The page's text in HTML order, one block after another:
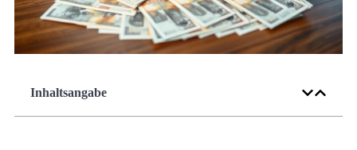
Inhaltsangabe